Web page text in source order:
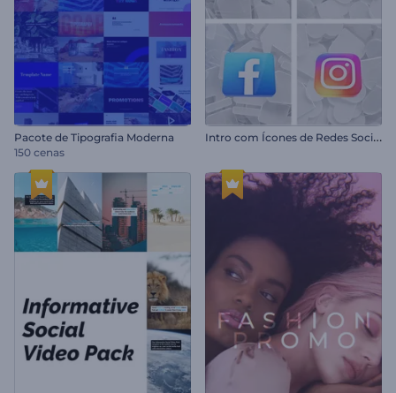
Pacote de Tipografia Moderna
150 cenas
I
ntro com Ícones de Redes Sociais